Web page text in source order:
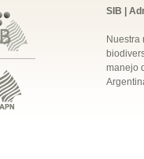
SIB |
Nuestra
manejo